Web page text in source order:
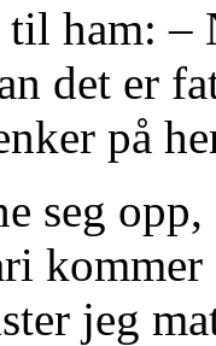
til ham:
det er
på
seg
jeg